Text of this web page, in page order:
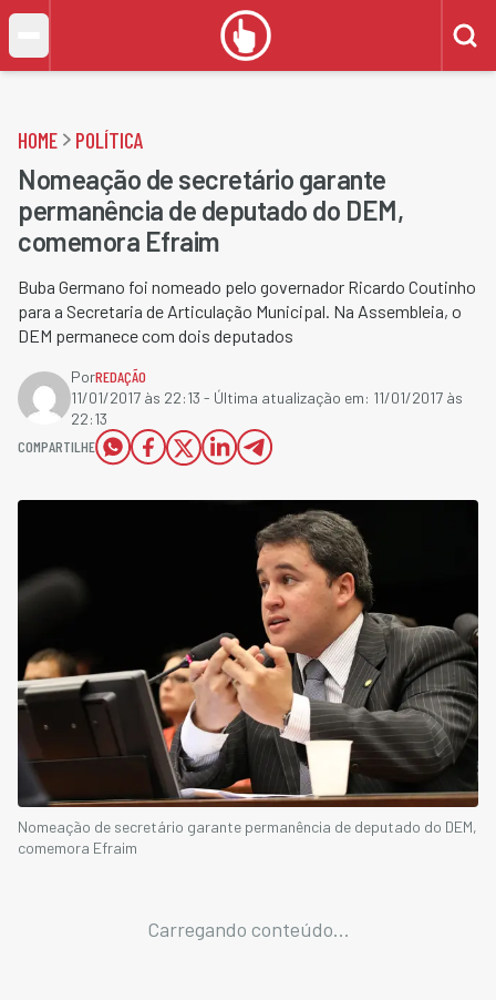
HOME POLÍTICA
Nomeação de secretário garante
permanência de deputado do DEM,
comemora Efraim
Buba Germano foi nomeado pelo governador Ricardo Coutinho
para a Secretaria de Articulação Municipal. Na Assembleia, o
DEM permanece com dois deputados
PorREDAÇÃO
11/01/2017 às 22:13 - Última atualização em: 11/01/2017 às
22:13
COMPARTILHE
Nomeação de secretário garante permanência de deputado do DEM,
comemora Efraim
Carregando conteúdo...